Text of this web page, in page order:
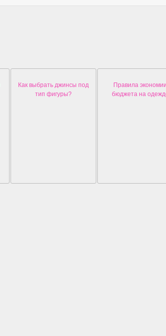
Как выбрать джинсы под
тип фигуры?
Правила экономии
бюджета на